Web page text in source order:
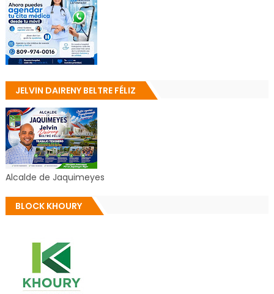
JELVIN DAIRENY BELTRE FÉLIZ
Alcalde de Jaquimeyes
BLOCK KHOURY